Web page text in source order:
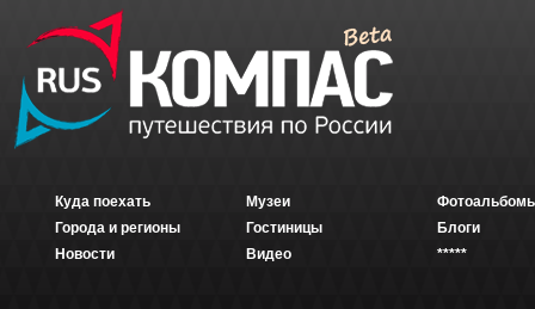
Куда поехать
Города и регионы
Новости
Музеи
Гостиницы
Видео
Блоги
*****